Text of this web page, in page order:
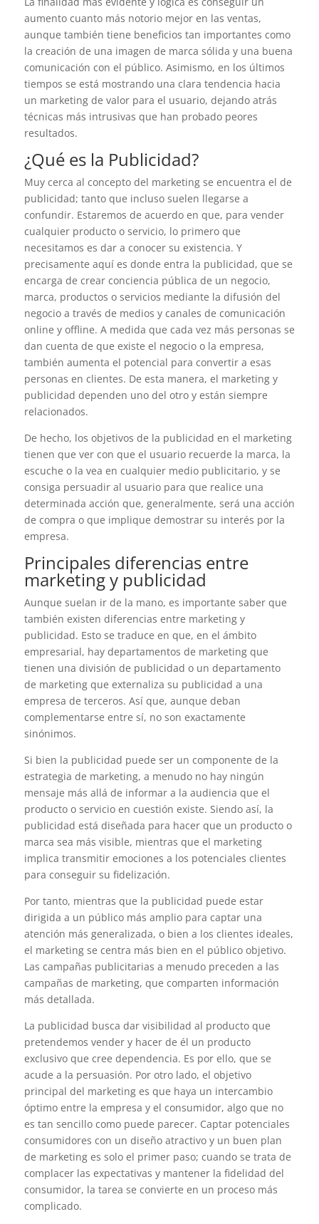
aumento cuanto más notorio mejor en las ventas,
aunque también tiene beneficios tan importantes como
la creación de una imagen de marca sólida y una buena
comunicación con el público. Asimismo, en los últimos
tiempos se está mostrando una clara tendencia hacia
un marketing de valor para el usuario, dejando atrás
técnicas más intrusivas que han probado peores
resultados.
¿Qué es la Publicidad?
Muy cerca al concepto del marketing se encuentra el de
publicidad; tanto que incluso suelen llegarse a
confundir. Estaremos de acuerdo en que, para vender
cualquier producto o servicio, lo primero que
necesitamos es dar a conocer su existencia. Y
precisamente aquí es donde entra la publicidad, que se
encarga de crear conciencia pública de un negocio,
marca, productos o servicios mediante la difusión del
negocio a través de medios y canales de comunicación
online y offline. A medida que cada vez más personas se
dan cuenta de que existe el negocio o la empresa,
también aumenta el potencial para convertir a esas
personas en clientes. De esta manera, el marketing y
publicidad dependen uno del otro y están siempre
relacionados.
De hecho, los objetivos de la publicidad en el marketing
tienen que ver con que el usuario recuerde la marca, la
escuche o la vea en cualquier medio publicitario, y se
consiga persuadir al usuario para que realice una
determinada acción que, generalmente, será una acción
de compra o que implique demostrar su interés por la
empresa.
Principales diferencias entre
marketing y publicidad
Aunque suelan ir de la mano, es importante saber que
también existen diferencias entre marketing y
publicidad. Esto se traduce en que, en el ámbito
empresarial, hay departamentos de marketing que
tienen una división de publicidad o un departamento
de marketing que externaliza su publicidad a una
empresa de terceros. Así que, aunque deban
complementarse entre sí, no son exactamente
sinónimos.
Si bien la publicidad puede ser un componente de la
estrategia de marketing, a menudo no hay ningún
mensaje más allá de informar a la audiencia que el
producto o servicio en cuestión existe. Siendo así, la
publicidad está diseñada para hacer que un producto o
marca sea más visible, mientras que el marketing
implica transmitir emociones a los potenciales clientes
para conseguir su fidelización.
Por tanto, mientras que la publicidad puede estar
dirigida a un público más amplio para captar una
atención más generalizada, o bien a los clientes ideales,
el marketing se centra más bien en el público objetivo.
Las campañas publicitarias a menudo preceden a las
campañas de marketing, que comparten información
más detallada.
La publicidad busca dar visibilidad al producto que
pretendemos vender y hacer de él un producto
exclusivo que cree dependencia. Es por ello, que se
acude a la persuasión. Por otro lado, el objetivo
principal del marketing es que haya un intercambio
óptimo entre la empresa y el consumidor, algo que no
es tan sencillo como puede parecer. Captar potenciales
consumidores con un diseño atractivo y un buen plan
de marketing es solo el primer paso; cuando se trata de
complacer las expectativas y mantener la fidelidad del
consumidor, la tarea se convierte en un proceso más
complicado.